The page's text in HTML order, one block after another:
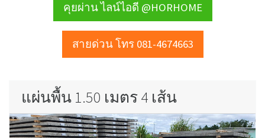
คุยผ่าน ไลน์ไอดี @HORHOME
สายด่วน โทร 081-4674663
แผ่นพื้น 1.50 เมตร 4 เส้น